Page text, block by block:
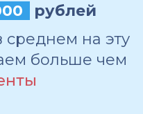
рублей
среднем на эту
больше чем